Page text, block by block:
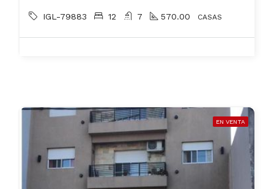
IGL-79883 12 7 570.00 CASAS
EN VENTA